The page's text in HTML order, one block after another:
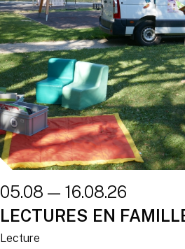
05.08 — 16.08.26
LECTURES EN
Lecture